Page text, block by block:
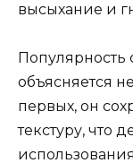
высыхание и
Популярность
объясняется
первых, он
текстуру, что